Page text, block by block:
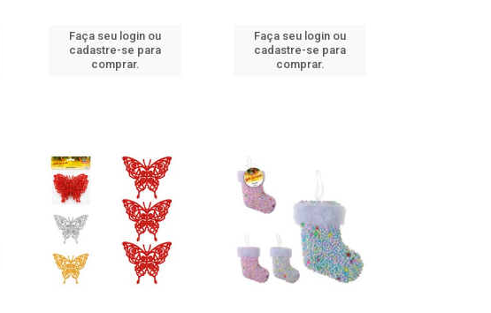
Faça seu login ou
cadastre-se para
comprar.
Faça seu login ou
cadastre-se para
comprar.